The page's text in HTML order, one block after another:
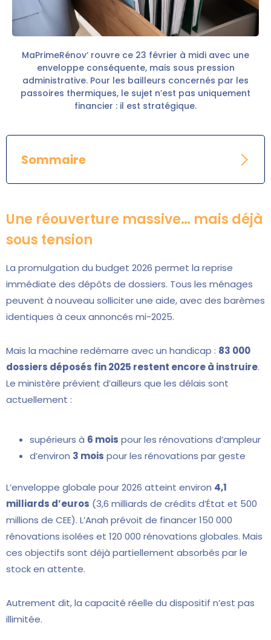
MaPrimeRénov’ rouvre ce 23 février à midi avec une
enveloppe conséquente, mais sous pression
administrative. Pour les bailleurs concernés par les
passoires thermiques, le sujet n’est pas uniquement
financier : il est stratégique.
Sommaire
Une réouverture massive… mais déjà
sous tension
La promulgation du budget 2026 permet la reprise
immédiate des dépôts de dossiers. Tous les ménages
peuvent à nouveau solliciter une aide, avec des barèmes
identiques à ceux annoncés mi-2025.
Mais la machine redémarre avec un handicap : 83 000
dossiers déposés fin 2025 restent encore à instruire.
Le ministère prévient d’ailleurs que les délais sont
actuellement :
supérieurs à 6 mois pour les rénovations d’ampleur
d’environ 3 mois pour les rénovations par geste
L’enveloppe globale pour 2026 atteint environ 4,1
milliards d’euros (3,6 milliards de crédits d’État et 500
millions de CEE). L’Anah prévoit de financer 150 000
rénovations isolées et 120 000 rénovations globales. Mais
ces objectifs sont déjà partiellement absorbés par le
stock en attente.
Autrement dit, la capacité réelle du dispositif n’est pas
illimitée.